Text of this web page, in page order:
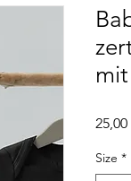
25,00
Size *